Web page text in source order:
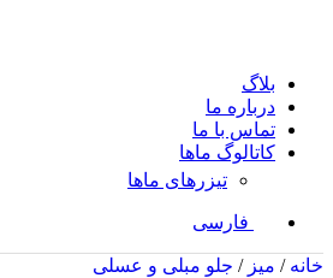
بلاگ
درباره ما
تماس با ما
کاتالوگ ماها
تیزرهای ماها
فارسی
خانه/ میز/ جلو مبلی و عسلی